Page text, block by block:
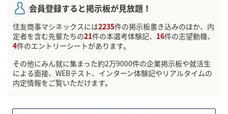
会員登録すると掲示板が見放題！
住友商事マシネックスには2235件の掲示板書き込みのほか、内
定者を含む先輩たちの21件の本選考体験記、 16件の志望動機、
4件のエントリーシートがあります。
その他にみん就に集まった約2万9000件の企業掲示板や就活生
による面接、WEBテスト、インターン体験記やリアルタイムの
内定情報をご覧いただけます。